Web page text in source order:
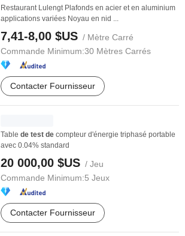
Restaurant Lulengt Plafonds en acier et en aluminium
applications variées Noyau en nid ...
7,41-8,00 $US / Mètre Carré
Commande Minimum:30 Mètres Carrés
Contacter Fournisseur
Table de test de compteur d'énergie triphasé portable
avec 0.04% standard
20 000,00 $US / Jeu
Commande Minimum:5 Jeux
Contacter Fournisseur